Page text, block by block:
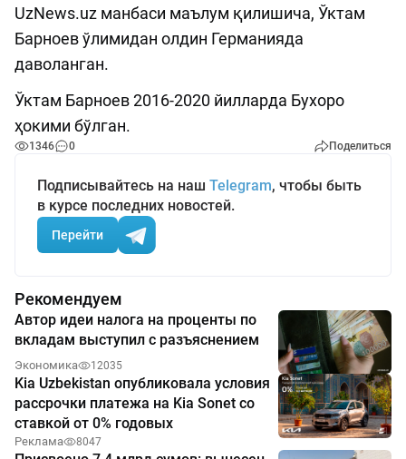
UzNews.uz манбаси маълум қилишича, Ўктам
Барноев ўлимидан олдин Германияда
даволанган.
Ўктам Барноев 2016-2020 йилларда Бухоро
ҳокими бўлган.
1346 0 Поделиться
Подписывайтесь на наш Telegram, чтобы быть
в курсе последних новостей.
Перейти
Рекомендуем
Автор идеи налога на проценты по
вкладам выступил с разъяснением
Экономика 12035
Kia Uzbekistan опубликовала условия
рассрочки платежа на Kia Sonet со
ставкой от 0% годовых
Реклама 8047